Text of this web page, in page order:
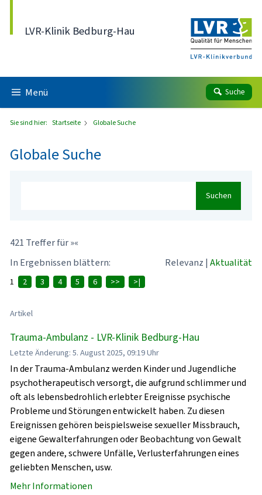
LVR-Klinik Bedburg-Hau
Menü Suche
Sie sind hier: Startseite Globale Suche
Globale Suche
Suchen
421 Treffer für »«
In Ergebnissen blättern:
Relevanz | Aktualität
1 2 3 4 5 6 >> >|
Artikel
Trauma-Ambulanz - LVR-Klinik Bedburg-Hau
Letzte Änderung: 5. August 2025, 09:19 Uhr
In der Trauma-Ambulanz werden Kinder und Jugendliche
psychotherapeutisch versorgt, die aufgrund schlimmer und
oft als lebensbedrohlich erlebter Ereignisse psychische
Probleme und Störungen entwickelt haben. Zu diesen
Ereignissen gehören beispielsweise sexueller Missbrauch,
eigene Gewalterfahrungen oder Beobachtung von Gewalt
gegen andere, schwere Unfälle, Verlusterfahrungen eines
geliebten Menschen, usw.
Mehr Informationen